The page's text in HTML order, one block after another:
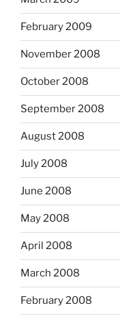
February 2009
November 2008
October 2008
September 2008
August 2008
July 2008
June 2008
May 2008
April 2008
March 2008
February 2008